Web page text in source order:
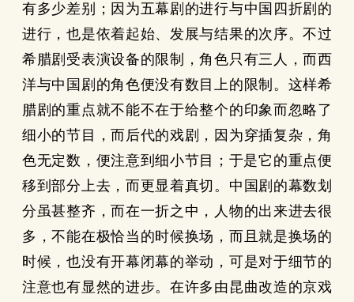
有多少差别；因为五幕剧的进行与中国四折剧的
进行，也是依着起始、发展与结果的次序。不过
希腊剧受表演设备的限制，角色只有三人，而西
洋与中国剧的角色便没有数目上的限制。这样希
腊剧的重点就不能不在于给整个的印象而忽略了
细小的节目，而后代的戏剧，因为穿插复杂，角
色无定数，便注意到细小节目；于是它的重点便
移到部分上去，而更显着真切。中国剧的幕数划
分虽甚整齐，而在一折之中，人物的出来进去很
多，不能在极恰当的时候换场，而且就是换场的
时候，也没有开幕闭幕的举动，可是对于细节的
注意也有显然的进步。在许多由昆曲改造的京戏